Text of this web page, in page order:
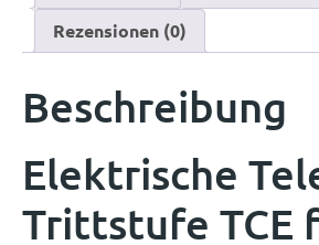
Rezensionen (0)
Beschreibung
Elektrische
Trittstufe TCE